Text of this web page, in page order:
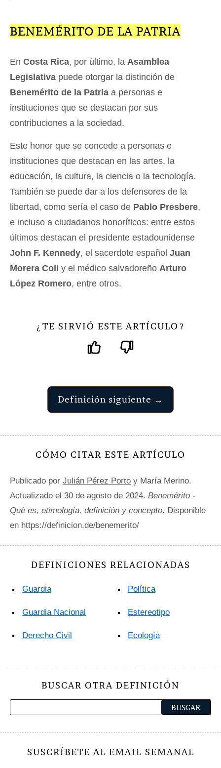
BENEMÉRITO DE LA PATRIA
En Costa Rica, por último, la Asamblea
Legislativa puede otorgar la distinción de
Benemérito de la Patria a personas e
instituciones que se destacan por sus
contribuciones a la sociedad.
Este honor que se concede a personas e
instituciones que destacan en las artes, la
educación, la cultura, la ciencia o la tecnología.
También se puede dar a los defensores de la
libertad, como sería el caso de Pablo Presbere,
e incluso a ciudadanos honoríficos: entre estos
últimos destacan el presidente estadounidense
John F. Kennedy, el sacerdote español Juan
Morera Coll y el médico salvadoreño Arturo
López Romero, entre otros.
¿ TE SIRVIÓ ESTE ARTÍCULO ?
Definición siguiente →
CÓMO CITAR ESTE ARTÍCULO
Publicado por Julián Pérez Porto y María Merino.
Actualizado el 30 de agosto de 2024. Benemérito -
Qué es, etimología, definición y concepto. Disponible
en https://definicion.de/benemerito/
DEFINICIONES RELACIONADAS
Guardia
Guardia Nacional
Derecho Civil
Política
Estereotipo
Ecología
BUSCAR OTRA DEFINICIÓN
SUSCRÍBETE AL EMAIL SEMANAL